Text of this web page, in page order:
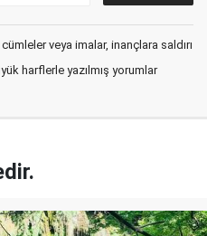
veya imalar, inançlara saldırı
harflerle yazılmış yorumlar